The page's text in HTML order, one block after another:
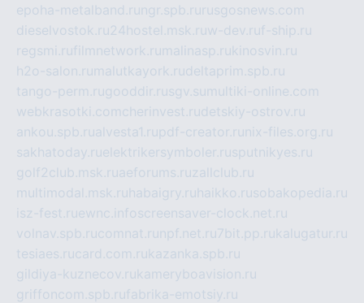
epoha-metalband.ru ngr.spb.ru rusgosnews.com
dieselvostok.ru24hostel.msk.ruw-dev.ruf-ship.ru
regsmi.rufilmnetwork.ru malinasp.rukinosvin.ru
h2o-salon.ru malutkayork.rudeltaprim.spb.ru
tango-perm.rugooddir.rusgv.su multiki-online.com
webkrasotki.comcherinvest.rudetskiy-ostrov.ru
ankou.spb.rualvesta1.rupdf-creator.ru nix-files.org.ru
sakhatoday.ruelektrikersymboler.rusputnikyes.ru
golf2club.msk.ruaeforums.ruzallclub.ru
multimodal.msk.ru habaigry.ru haikko.rusobakopedia.ru
isz-fest.ruewnc.infoscreensaver-clock.net.ru
volnav.spb.rucomnat.ru npf.net.ru 7bit.pp.rukalugatur.ru
tesiaes.rucard.com.rukazanka.spb.ru
gildiya-kuznecov.rukameryboavision.ru
griffoncom.spb.rufabrika-emotsiy.ru